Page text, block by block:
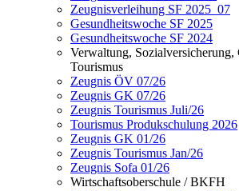
Zeugnisverleihung SF 2025_07
Gesundheitswoche SF 2025
Gesundheitswoche SF 2024
Verwaltung, Sozialversicherung,
Tourismus
Zeugnis ÖV 07/26
Zeugnis GK 07/26
Zeugnis Tourismus Juli/26
Tourismus Produkschulung 2026
Zeugnis GK 01/26
Zeugnis Tourismus Jan/26
Zeugnis Sofa 01/26
Wirtschaftsoberschule / BKFH